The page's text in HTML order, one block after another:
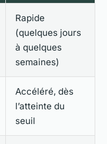
Rapide
(quelques jours
à quelques
semaines)
Accéléré, dès
l’atteinte du
seuil